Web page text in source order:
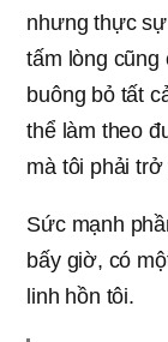
nhưng thực
tấm lòng cũng
buông bỏ tất
thể làm theo
mà tôi phải trở
Sức mạnh
bấy giờ, có
linh hồn tôi.